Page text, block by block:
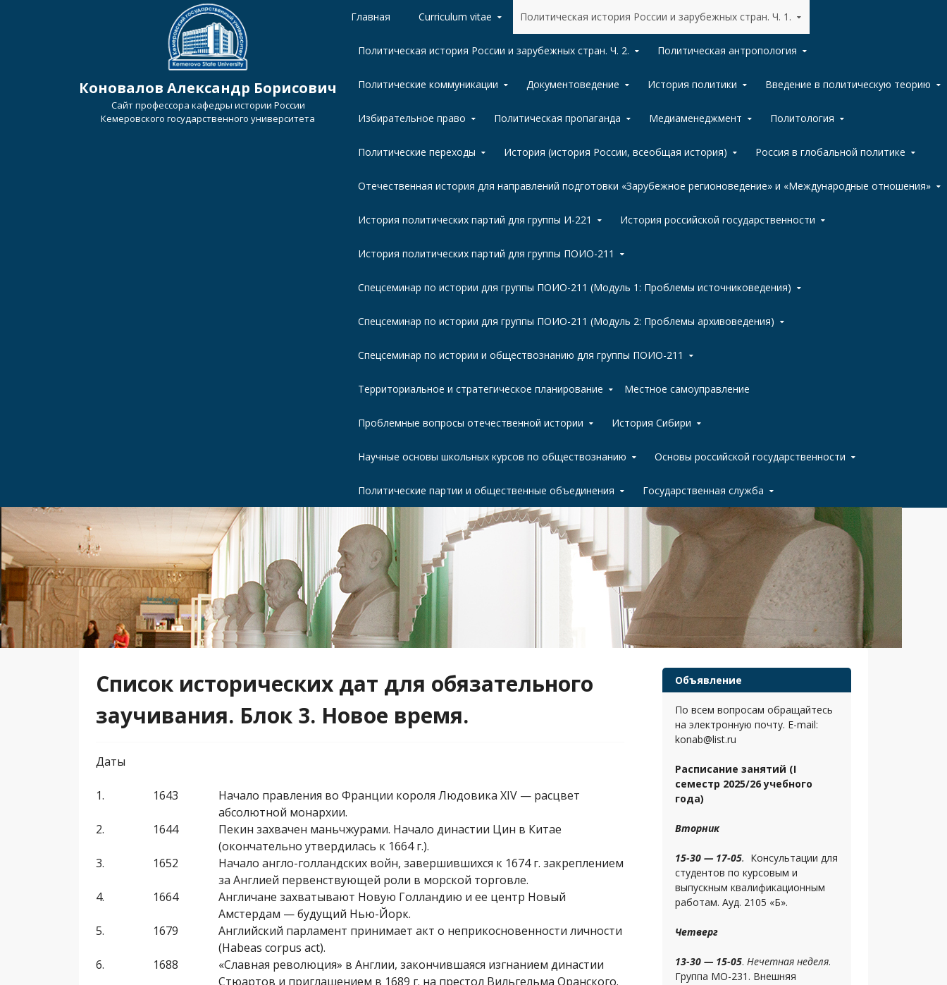
Коновалов Александр Борисович
Сайт профессора кафедры истории России
Кемеровского государственного университета
Главная Curriculum vitae Политическая история России и зарубежных стран. Ч. 1.
Политическая история России и зарубежных стран. Ч. 2. Политическая антропология
Политические коммуникации Документоведение История политики Введение в политическую теорию
Избирательное право Политическая пропаганда Медиаменеджмент Политология
Политические переходы История (история России, всеобщая история) Россия в глобальной политике
Отечественная история для направлений подготовки «Зарубежное регионоведение» и «Международные отношения»
История политических партий для группы И-221 История российской государственности
История политических партий для группы ПОИО-211
Спецсеминар по истории для группы ПОИО-211 (Модуль 1: Проблемы источниковедения)
Спецсеминар по истории для группы ПОИО-211 (Модуль 2: Проблемы архивоведения)
Спецсеминар по истории и обществознанию для группы ПОИО-211
Территориальное и стратегическое планирование Местное самоуправление
Проблемные вопросы отечественной истории История Сибири
Научные основы школьных курсов по обществознанию Основы российской государственности
Политические партии и общественные объединения Государственная служба
Список исторических дат для обязательного
заучивания. Блок 3. Новое время.
Даты
1. 1643
Начало правления во Франции короля Лю­довика XIV — расцвет
абсолютной монархии.
2.
1644
Пекин захвачен маньчжурами. Начало ди­настии Цин в Китае
(окончательно утвердилась к 1664 г.).
3.
1652
Начало англо-голландских войн, завершив­шихся к 1674 г. закреплением
за Англией первен­ствующей роли в морской торговле.
4.
1664
Англичане захватывают Новую Голландию и ее центр Новый
Амстердам — будущий Нью-Йорк.
5.
1679
Английский парламент принимает акт о не­прикосновенности личности
(Habeas corpus act).
6.
1688
«Славная революция» в Англии, закончив­шаяся изгнанием династии
Стюартов и приглаше­нием в 1689 г. на престол Вильгельма Оранского.
Объявление
По всем вопросам обращайтесь
на электронную почту. E-mail:
konab@list.ru
Расписание занятий (I
семестр 2025/26 учебного
года)
Вторник
15-30 — 17-05. Консультации для
студентов по курсовым и
выпускным квалификационным
работам. Ауд. 2105 «Б».
Четверг
13-30 — 15-05. Нечетная неделя.
Группа МО-231. Внешняя